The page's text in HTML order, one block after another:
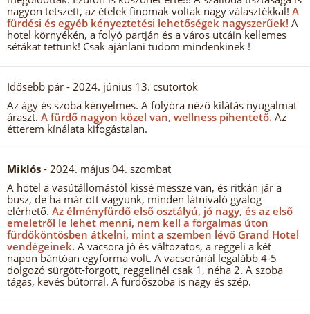
nagyon tetszett, az ételek finomak voltak nagy választékkal! A
fürdési és egyéb kényeztetési lehetőségek nagyszerűek! A
hotel környékén, a folyó partján és a város utcáin kellemes
sétákat tettünk! Csak ajánlani tudom mindenkinek !
Idősebb pár - 2024. június 13. csütörtök
Az ágy és szoba kényelmes. A folyóra néző kilátás nyugalmat
áraszt. A fürdő nagyon közel van, wellness pihentető. Az
étterem kínálata kifogástalan.
Miklós - 2024. május 04. szombat
A hotel a vasútállomástól kissé messze van, és ritkán jár a
busz, de ha már ott vagyunk, minden látnivaló gyalog
elérhető. Az élményfürdő első osztályú, jó nagy, és az első
emeletről le lehet menni, nem kell a forgalmas úton
fürdőköntösben átkelni, mint a szemben lévő Grand Hotel
vendégeinek. A vacsora jó és változatos, a reggeli a két
napon bántóan egyforma volt. A vacsoránál legalább 4-5
dolgozó sürgött-forgott, reggelinél csak 1, néha 2. A szoba
tágas, kevés bútorral. A fürdőszoba is nagy és szép.